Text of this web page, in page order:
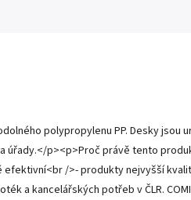
polypropylenu PP. Desky
p><p>Proč právě tento
/>- produkty nejvyšší
a kancelářských potřeb v ČLR.